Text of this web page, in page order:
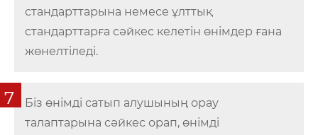
стандарттарына немесе ұлттық
стандарттарға сәйкес келетін өнімдер ғана
жөнелтіледі.
7
Біз өнімді сатып алушының орау
талаптарына сәйкес орап, өнімді